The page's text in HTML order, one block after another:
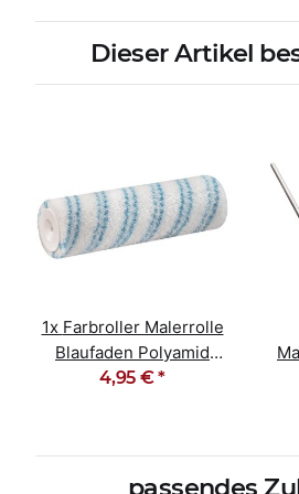
Dieser Artikel
1x Farbroller Malerrolle
Blaufaden Polyamid
12mm Flor-25cm
4,95 €*
passendes